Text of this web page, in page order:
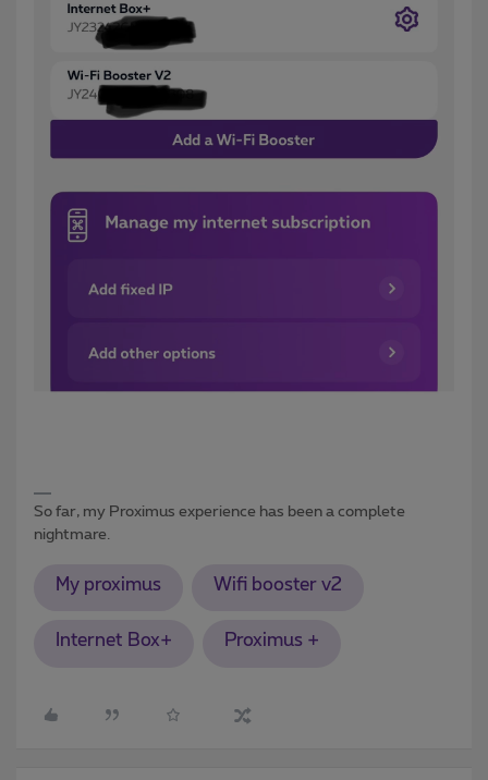
So far, my Proximus experience has been a complete
nightmare.
My proximus Wifi booster v2
Internet Box+ Proximus +